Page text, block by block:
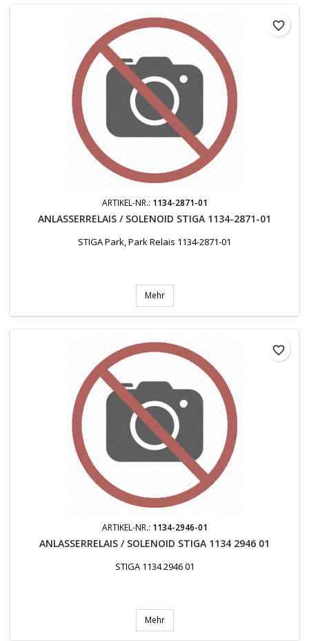
ARTIKEL-NR.: 1134-2871-01
ANLASSERRELAIS / SOLENOID STIGA 1134-2871-01
STIGA Park, Park Relais 1134-2871-01
Mehr
favorite_border
ARTIKEL-NR.: 1134-2946-01
ANLASSERRELAIS / SOLENOID STIGA 1134 2946 01
STIGA 1134 2946 01
Mehr
favorite_border